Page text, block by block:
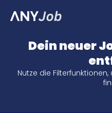
Dein neuer
Nutze die